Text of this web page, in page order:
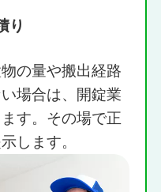
り
の量や搬出経路
場合は、開錠業
す。その場で正
します。